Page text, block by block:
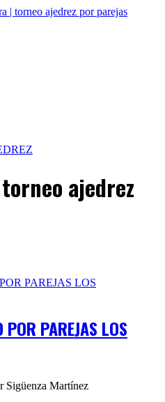
ajedrez
POR PAREJAS LOS
Sigüenza Martínez